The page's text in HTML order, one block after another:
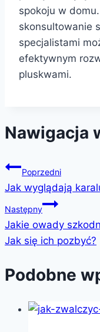
spokoju w
skonsultowanie
specjalistami
efektywnym
pluskwami.
Nawigacja
Poprzedni
Jak wyglądają
Następny
Jakie owady
Jak się ich pozbyć?
Podobne